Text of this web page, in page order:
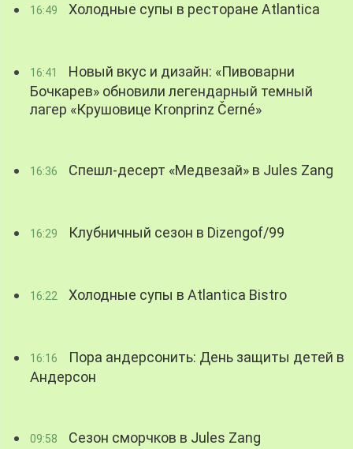
16:49 Холодные супы в ресторане Atlantica
16:41
Новый вкус и дизайн: «Пивоварни
Бочкарев» обновили легендарный темный
лагер «Крушовице Kronprinz Černé»
16:36 Спешл-десерт «Медвезай» в Jules Zang
16:29 Клубничный сезон в Dizengof/99
16:22 Холодные супы в Atlantica Bistro
16:16
Пора андерсонить: День защиты детей в
Андерсон
09:58 Сезон сморчков в Jules Zang